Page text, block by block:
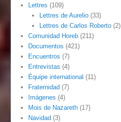
Lettres (109)
Lettres de Aurelio(33)
Lettres de Carlos Roberto(2)
Comunidad Horeb (211)
Documentos (421)
Encuentros (7)
Entrevistas (4)
Équipe international (11)
Fraternidad (7)
Imágenes (4)
Mois de Nazareth (17)
Navidad (3)